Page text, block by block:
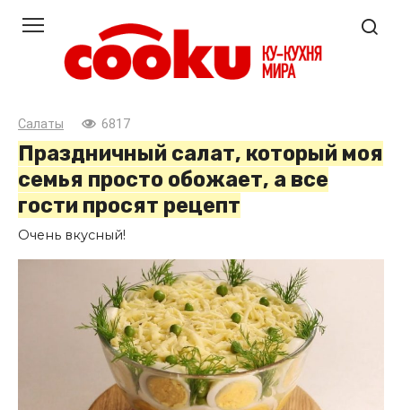
контенту
Салаты 6817
Праздничный салат, который моя
семья просто обожает, а все
гости просят рецепт
Очень вкусный!